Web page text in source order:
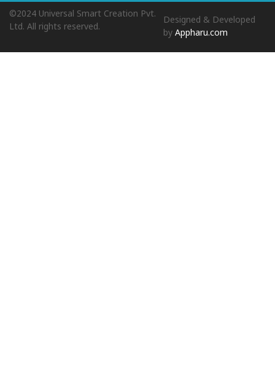
©2024 Universal Smart Creation Pvt.
Ltd. All rights reserved.
Designed & Developed
byAppharu.com